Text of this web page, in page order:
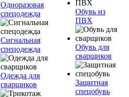
Одноразовая
спецодежда
Сигнальная
спецодежда
Одежда для
сварщиков
Обувь из
ПВХ
Обувь для
сварщиков
Защитная
спецобувь